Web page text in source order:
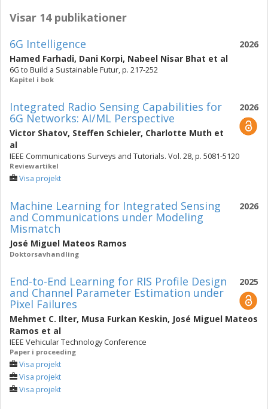
Visar 14 publikationer
2026
6G Intelligence
Hamed Farhadi, Dani Korpi, Nabeel Nisar Bhat et al
6G to Build a Sustainable Futur, p. 217-252
Kapitel i bok
2026
Integrated Radio Sensing Capabilities for
6G Networks: AI/ML Perspective
Victor Shatov, Steffen Schieler, Charlotte Muth et
al
IEEE Communications Surveys and Tutorials. Vol. 28, p. 5081-5120
Reviewartikel
Visa projekt
2026
Machine Learning for Integrated Sensing
and Communications under Modeling
Mismatch
José Miguel Mateos Ramos
Doktorsavhandling
2025
End-to-End Learning for RIS Profile Design
and Channel Parameter Estimation under
Pixel Failures
Mehmet C. Ilter, Musa Furkan Keskin, José Miguel Mateos
Ramos et al
IEEE Vehicular Technology Conference
Paper i proceeding
Visa projekt
Visa projekt
Visa projekt